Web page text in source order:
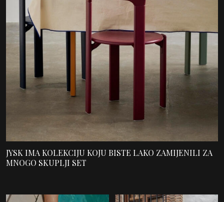
JYSK IMA KOLEKCIJU KOJU BISTE LAKO ZAMIJENILI ZA
MNOGO SKUPLJI SET